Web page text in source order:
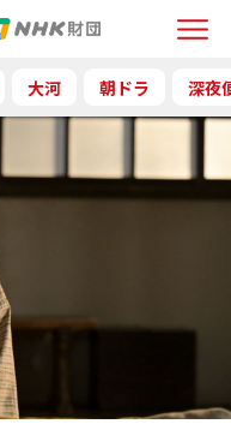
Menu
大河 朝ドラ 深夜